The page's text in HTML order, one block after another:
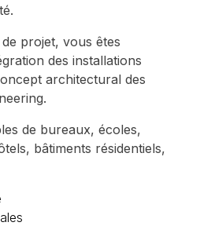
projet, vous êtes
des installations
architectural des
de bureaux, écoles,
bâtiments résidentiels,